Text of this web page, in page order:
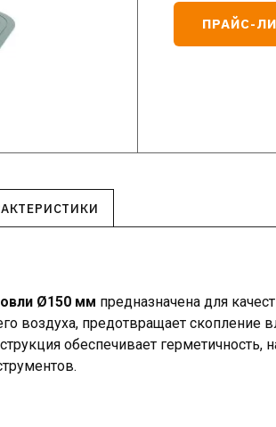
ПРАЙС-
Ø150 мм предназначена для
воздуха, предотвращает скопление
обеспечивает герметичность,